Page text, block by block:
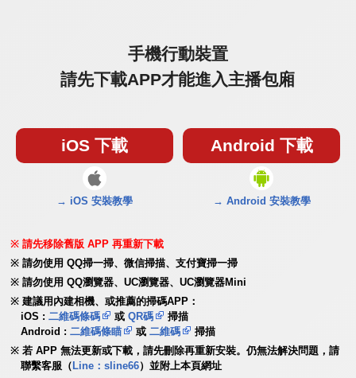
手機行動裝置
請先下載APP才能進入主播包廂
iOS 下載
→ iOS 安裝教學
Android 下載
→ Android 安裝教學
請先移除舊版 APP 再重新下載
請勿使用 QQ掃一掃、微信掃描、支付寶掃一掃
請勿使用 QQ瀏覽器、UC瀏覽器、UC瀏覽器Mini
建議用內建相機、或推薦的掃碼APP：
iOS :二維碼條碼 或QR碼
掃描
Android :二維碼條瞄 或二維碼
掃描
若 APP 無法更新或下載，請先刪除再重新安裝。仍無法解決問題，請
聯繫客服（ Line：sline66）並附上本頁網址